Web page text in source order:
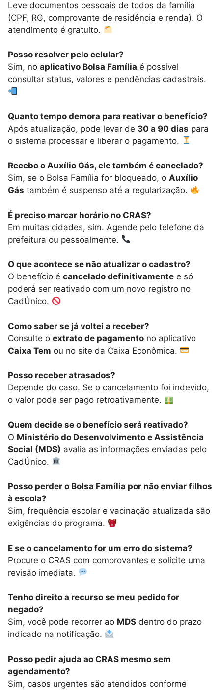
Leve documentos pessoais de todos da família
(CPF, RG, comprovante de residência e renda). O
atendimento é gratuito.
Posso resolver pelo celular?
Sim, no aplicativo Bolsa Família é possível
consultar status, valores e pendências cadastrais.
Quanto tempo demora para reativar o benefício?
Após atualização, pode levar de 30 a 90 dias para
o sistema processar e liberar o pagamento.
Recebo o Auxílio Gás, ele também é cancelado?
Sim, se o Bolsa Família for bloqueado, o Auxílio
Gás também é suspenso até a regularização.
É preciso marcar horário no CRAS?
Em muitas cidades, sim. Agende pelo telefone da
prefeitura ou pessoalmente.
O que acontece se não atualizar o cadastro?
O benefício é cancelado definitivamente e só
poderá ser reativado com um novo registro no
CadÚnico.
Como saber se já voltei a receber?
Consulte o extrato de pagamento no aplicativo
Caixa Tem ou no site da Caixa Econômica.
Posso receber atrasados?
Depende do caso. Se o cancelamento foi indevido,
o valor pode ser pago retroativamente.
Quem decide se o benefício será reativado?
O Ministério do Desenvolvimento e Assistência
Social (MDS) avalia as informações enviadas pelo
CadÚnico.
Posso perder o Bolsa Família por não enviar filhos
à escola?
Sim, frequência escolar e vacinação atualizada são
exigências do programa.
E se o cancelamento for um erro do sistema?
Procure o CRAS com comprovantes e solicite uma
revisão imediata.
Tenho direito a recurso se meu pedido for
negado?
Sim, você pode recorrer ao MDS dentro do prazo
indicado na notificação.
Posso pedir ajuda ao CRAS mesmo sem
agendamento?
Sim, casos urgentes são atendidos conforme